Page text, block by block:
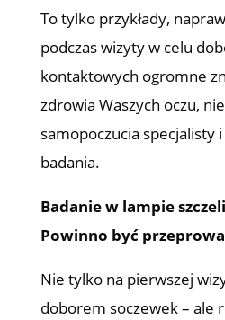
To tylko przykłady,
podczas wizyty w celu
kontaktowych ogromne
zdrowia Waszych oczu,
samopoczucia specjalisty i
badania.
Badanie w lampie
Powinno być
Nie tylko na pierwszej
doborem soczewek – ale